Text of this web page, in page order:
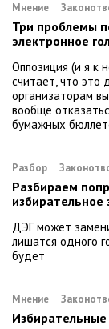
Мнение
Три проблемы
электронное
Оппозиция (и я к
считает, что это
организаторам
вообще
бумажных
Разбор
Разбираем
избирательное
ДЭГ может
лишатся одного
будет
Мнение
Избирательные